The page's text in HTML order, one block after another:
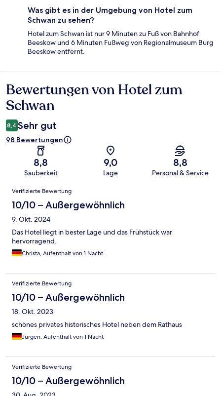
Was gibt es in der Umgebung von Hotel zum
Schwan zu sehen?
Hotel zum Schwan ist nur 9 Minuten zu Fuß von Bahnhof
Beeskow und 6 Minuten Fußweg von Regionalmuseum Burg
Beeskow entfernt.
Bewertungen
Bewertungen von Hotel zum
Schwan
8,4 Sehr gut
98 Bewertungen
8,8
Sauberkeit
9,0
Lage
8,8
Personal & Service
Bewertungen
Verifizierte Bewertung
10/10 – Außergewöhnlich
9. Okt. 2024
Das Hotel liegt in bester Lage und das Frühstück war
hervorragend.
Christa, Aufenthalt von 1 Nacht
Verifizierte Bewertung
10/10 – Außergewöhnlich
18. Okt. 2023
schönes privates historisches Hotel neben dem Rathaus
Jürgen, Aufenthalt von 1 Nacht
Verifizierte Bewertung
10/10 – Außergewöhnlich